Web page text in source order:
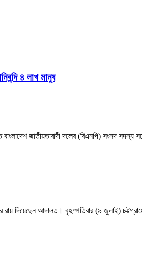
৪ লাখ মানুষ
বাংলাদেশ জাতীয়তাবাদী দলের (বিএনপি) সংসদ
রায় দিয়েছেন আদালত। বৃহস্পতিবার (৯ জুলাই)